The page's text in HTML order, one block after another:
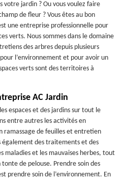
votre jardin ? Ou vous voulez faire
de fleur ? Vous êtes au bon
une entreprise professionnelle pour
verts. Nous sommes dans le domaine
des arbres depuis plusieurs
l’environnement et pour avoir un
verts sont des territoires à
AC Jardin
espaces et des jardins sur tout le
entre autres les activités en
ramassage de feuilles et entretien
également des traitements et des
maladies et les mauvaises herbes, tout
de pelouse. Prendre soin des
prendre soin de l’environnement. En